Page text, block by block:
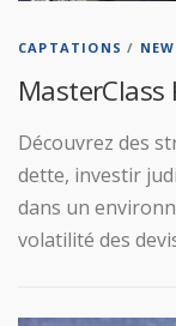
CAPTATIONS /
MasterClass
Découvrez des
dette, investir
dans un
volatilité des